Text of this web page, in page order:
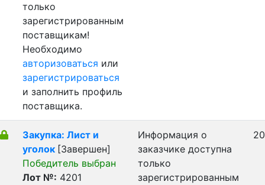
только
зарегистрированным
поставщикам!
Необходимо
авторизоваться или
зарегистрироваться
и заполнить профиль
поставщика.
Закупка: Лист и
уголок [Завершен]
Победитель выбран
Лот №: 4201
Информация о
заказчике доступна
только
зарегистрированным